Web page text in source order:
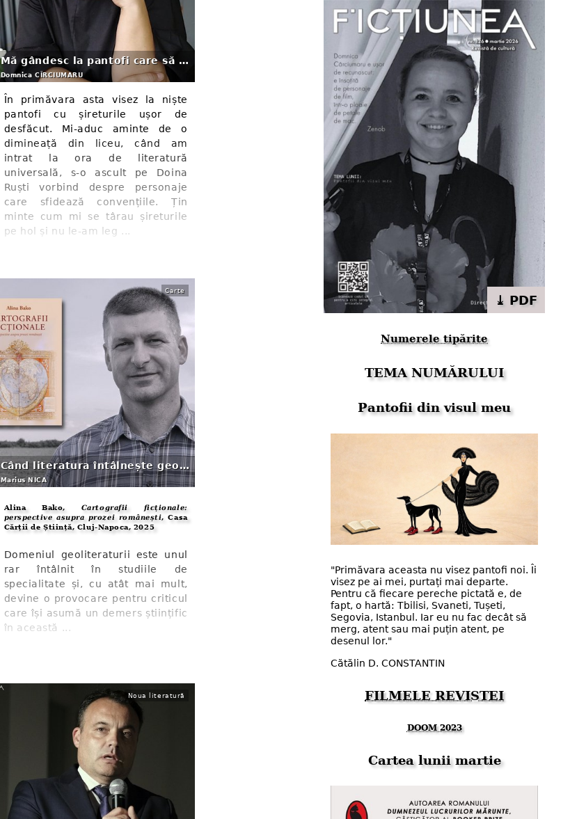
Mă gândesc la pantofi care să joace în filme
Domnica CÎRCIUMARU
În primăvara asta visez la niște
pantofi cu șireturile ușor de
desfăcut. Mi-aduc aminte de o
dimineață din liceu, când am
intrat la ora de literatură
universală, s-o ascult pe Doina
Ruști vorbind despre personaje
care sfidează convențiile. Țin
minte cum mi se târau șireturile
pe hol și nu le-am leg ...
Carte
Când literatura întâlnește geografia. Și viceversa
Marius NICA
Alina Bako, Cartografii ficționale:
perspective asupra prozei românești, Casa
Cărții de Știință, Cluj-Napoca, 2025
Domeniul geoliteraturii este unul
rar întâlnit în studiile de
specialitate și, cu atât mai mult,
devine o provocare pentru criticul
care își asumă un demers științific
în această ...
Noua literatură
⤓ PDF
Numerele tipărite
TEMA NUMĂRULUI
Pantofii din visul meu
"Primăvara aceasta nu visez pantofi noi. Îi
visez pe ai mei, purtați mai departe.
Pentru că fiecare pereche pictată e, de
fapt, o hartă: Tbilisi, Svaneti, Tușeti,
Segovia, Istanbul. Iar eu nu fac decât să
merg, atent sau mai puțin atent, pe
desenul lor."
Cătălin D. CONSTANTIN
FILMELE REVISTEI
DOOM 2023
Cartea lunii martie